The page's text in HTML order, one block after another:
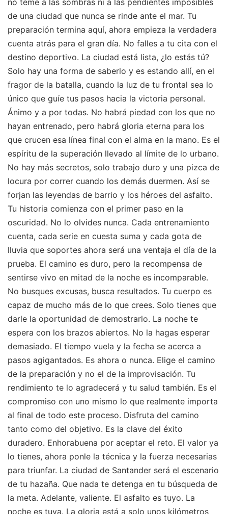
no teme a las sombras ni a las pendientes imposibles
de una ciudad que nunca se rinde ante el mar. Tu
preparación termina aquí, ahora empieza la verdadera
cuenta atrás para el gran día. No falles a tu cita con el
destino deportivo. La ciudad está lista, ¿lo estás tú?
Solo hay una forma de saberlo y es estando allí, en el
fragor de la batalla, cuando la luz de tu frontal sea lo
único que guíe tus pasos hacia la victoria personal.
Ánimo y a por todas. No habrá piedad con los que no
hayan entrenado, pero habrá gloria eterna para los
que crucen esa línea final con el alma en la mano. Es el
espíritu de la superación llevado al límite de lo urbano.
No hay más secretos, solo trabajo duro y una pizca de
locura por correr cuando los demás duermen. Así se
forjan las leyendas de barrio y los héroes del asfalto.
Tu historia comienza con el primer paso en la
oscuridad. No lo olvides nunca. Cada entrenamiento
cuenta, cada serie en cuesta suma y cada gota de
lluvia que soportes ahora será una ventaja el día de la
prueba. El camino es duro, pero la recompensa de
sentirse vivo en mitad de la noche es incomparable.
No busques excusas, busca resultados. Tu cuerpo es
capaz de mucho más de lo que crees. Solo tienes que
darle la oportunidad de demostrarlo. La noche te
espera con los brazos abiertos. No la hagas esperar
demasiado. El tiempo vuela y la fecha se acerca a
pasos agigantados. Es ahora o nunca. Elige el camino
de la preparación y no el de la improvisación. Tu
rendimiento te lo agradecerá y tu salud también. Es el
compromiso con uno mismo lo que realmente importa
al final de todo este proceso. Disfruta del camino
tanto como del objetivo. Es la clave del éxito
duradero. Enhorabuena por aceptar el reto. El valor ya
lo tienes, ahora ponle la técnica y la fuerza necesarias
para triunfar. La ciudad de Santander será el escenario
de tu hazaña. Que nada te detenga en tu búsqueda de
la meta. Adelante, valiente. El asfalto es tuyo. La
noche es tuya. La gloria está a solo unos kilómetros